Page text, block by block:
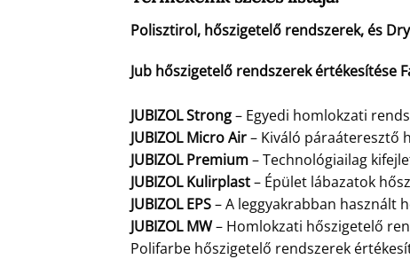
Polisztirol, hőszigetelő rendszerek, és
Jub hőszigetelő rendszerek értékesítése
JUBIZOL Strong– Egyedi homlokzati
JUBIZOL Micro Air– Kiváló páraáteresztő
JUBIZOL Premium– Technológiailag
JUBIZOL Kulirplast– Épület lábazatok
JUBIZOL EPS– A leggyakrabban használt
JUBIZOL MW– Homlokzati hőszigetelő
Polifarbe hőszigetelő rendszerek